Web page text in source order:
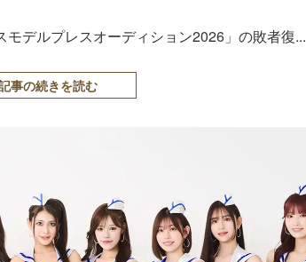
デルプレスオーディション2026」の敗者復...
事の続きを読む